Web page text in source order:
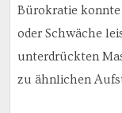
Bürokratie
oder Schwäche
unterdrückten
zu ähnlichen